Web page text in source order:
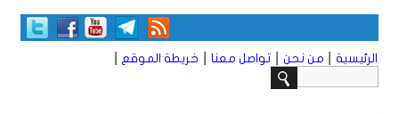
الرئيسية من نحن تواصل معنا خريطة الموقع